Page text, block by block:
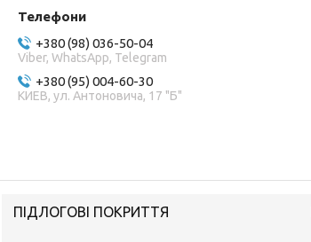
+380 (98) 036-50-04
Viber, WhatsApp, Telegram
+380 (95) 004-60-30
КИЕВ, ул. Антоновича, 17 "Б"
ПІДЛОГОВІ ПОКРИТТЯ